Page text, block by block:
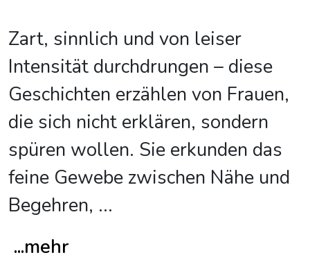
Zart, sinnlich und von leiser
Intensität durchdrungen – diese
Geschichten erzählen von Frauen,
die sich nicht erklären, sondern
spüren wollen. Sie erkunden das
feine Gewebe zwischen Nähe und
Begehren, ...
...mehr